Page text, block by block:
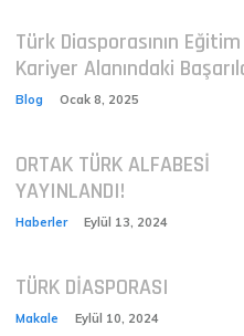
Türk Diasporasının
Kariyer Alanındaki
Blog Ocak 8, 2025
ORTAK TÜRK ALFABESİ
YAYINLANDI!
Haberler Eylül 13, 2024
TÜRK DİASPORASI
Makale Eylül 10, 2024